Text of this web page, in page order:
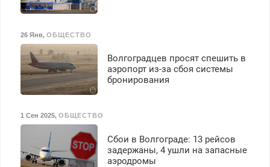
26 Янв, ОБЩЕСТВО
Волгоградцев просят спешить в
аэропорт из-за сбоя системы
бронирования
1 Сен 2025, ОБЩЕСТВО
Сбои в Волгограде: 13 рейсов
задержаны, 4 ушли на запасные
аэродромы